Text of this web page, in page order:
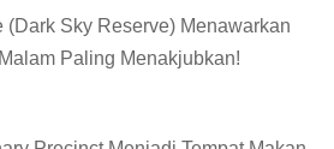
(Dark Sky Reserve) Menawarkan
Paling Menakjubkan!